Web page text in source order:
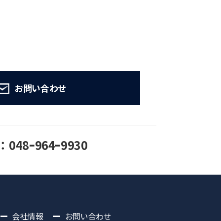
お問い合わせ
048ｰ964ｰ9930
会社情報 お問い合わせ